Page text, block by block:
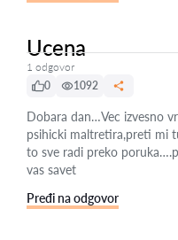
Ucena
1 odgovor
0
1092
Dobara dan…Vec izvesno
psihicki maltretira,preti mi
to sve radi preko
vas savet
Pređi na odgovor